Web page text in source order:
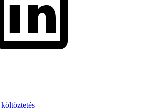
költöztetés